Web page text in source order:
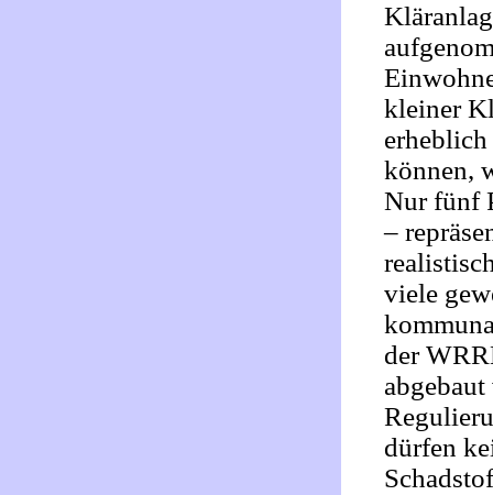
kleiner
erheblich
können,
Nur fünf
–
viele
der
dürfen